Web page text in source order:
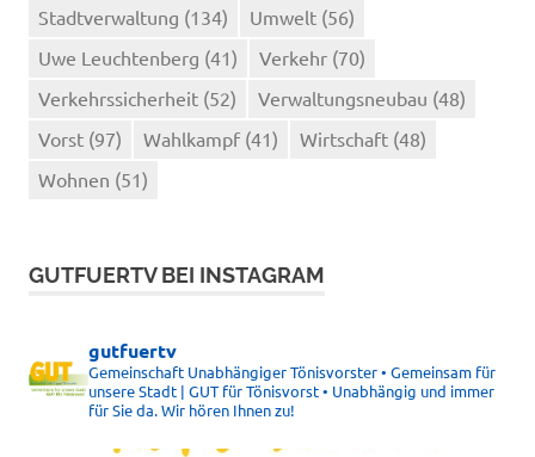
Stadtverwaltung (134) Umwelt (56)
Uwe Leuchtenberg (41) Verkehr (70)
Verkehrssicherheit (52) Verwaltungsneubau (48)
Vorst (97) Wahlkampf (41) Wirtschaft (48)
Wohnen (51)
GUTFUERTV BEI INSTAGRAM
gutfuertv
Gemeinschaft Unabhängiger Tönisvorster • Gemeinsam für
unsere Stadt | GUT für Tönisvorst • Unabhängig und immer
für Sie da. Wir hören Ihnen zu!